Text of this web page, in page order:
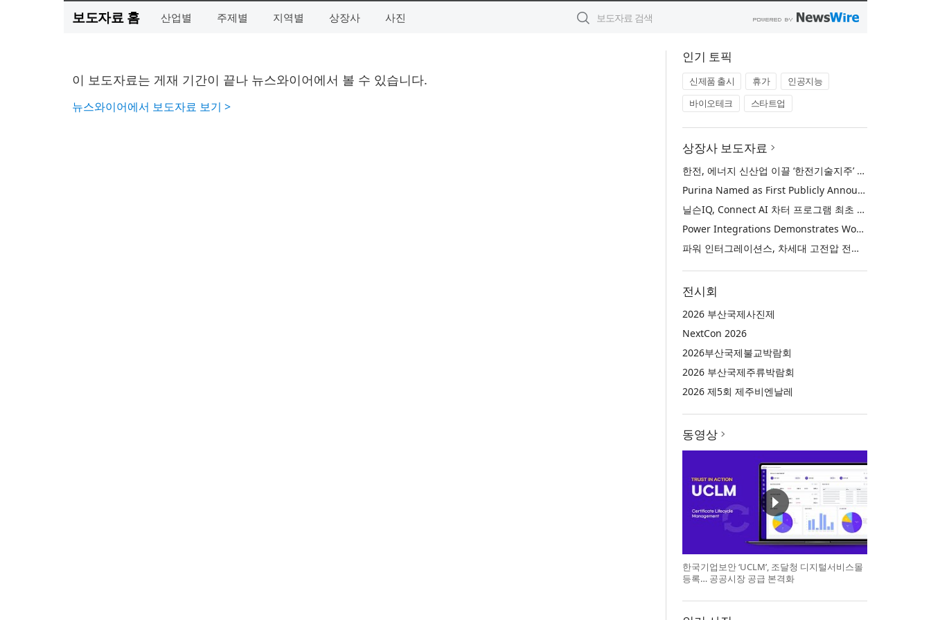
보도자료 홈 산업별 주제별 지역별 상장사 사진
이 보도자료는 게재 기간이 끝나 뉴스와이어에서 볼 수 있습니다.
뉴스와이어에서 보도자료 보기 >
인기 토픽
신제품 출시 휴가
인공지능
바이오테크
스타트업
상장사 보도자료
한전, 에너지 신산업 이끌 ‘한전기술지주’ 공식 출범
Purina Named as First Publicly Announced NIQ ConnectAI Charter Client
닐슨IQ, Connect AI 차터 프로그램 최초 고객사 ‘퓨리나’ 선정
Power Integrations Demonstrates World’s First 2200 V GaN Technology for Next-Era High-Voltage Power Systems
파워 인터그레이션스, 차세대 고전압 전력 시스템을 위한 세계 최초의 2200V GaN 기술 시연
전시회
2026 부산국제사진제
NextCon 2026
2026부산국제불교박람회
2026 부산국제주류박람회
2026 제5회 제주비엔날레
동영상
한국기업보안 ‘UCLM’, 조달청 디지털서비스몰
등록… 공공시장 공급 본격화